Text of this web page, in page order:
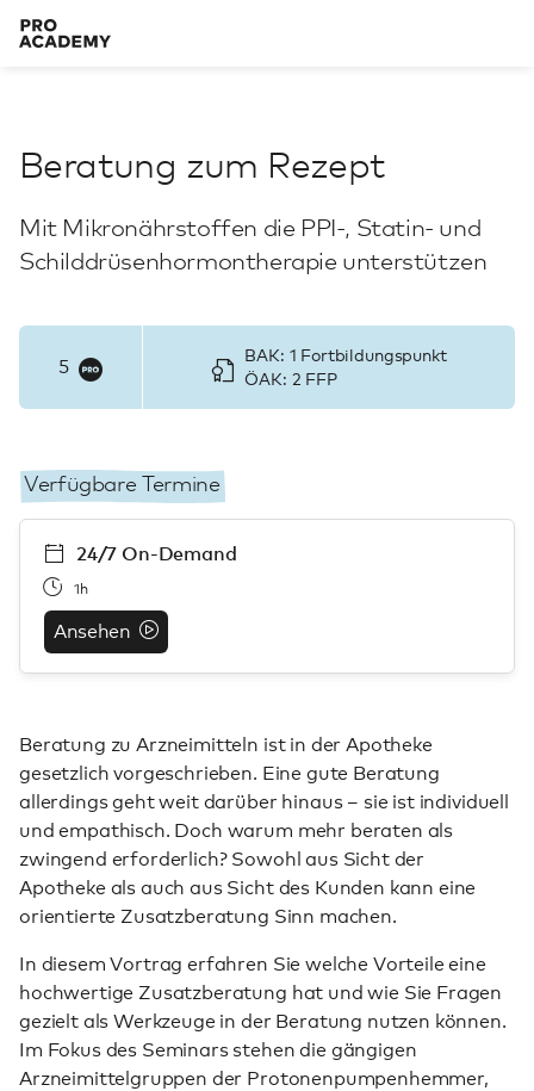
Beratung zum Rezept
Mit Mikronährstoffen die PPI-, Statin- und
Schilddrüsenhormontherapie unterstützen
5
BAK: 1 Fortbildungspunkt
ÖAK: 2 FFP
Verfügbare Termine
24/7 On-Demand
1h
Ansehen
Beratung zu Arzneimitteln ist in der Apotheke
gesetzlich vorgeschrieben. Eine gute Beratung
allerdings geht weit darüber hinaus – sie ist individuell
und empathisch. Doch warum mehr beraten als
zwingend erforderlich? Sowohl aus Sicht der
Apotheke als auch aus Sicht des Kunden kann eine
orientierte Zusatzberatung Sinn machen.
In diesem Vortrag erfahren Sie welche Vorteile eine
hochwertige Zusatzberatung hat und wie Sie Fragen
gezielt als Werkzeuge in der Beratung nutzen können.
Im Fokus des Seminars stehen die gängigen
Arzneimittelgruppen der Protonenpumpenhemmer,